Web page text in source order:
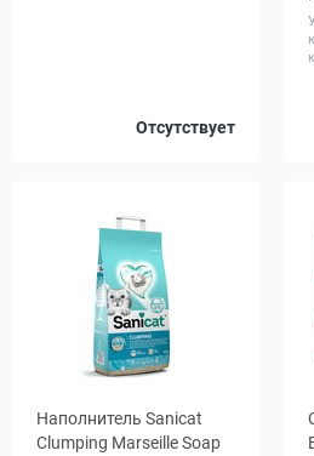
Отсутствует
6 10
Наполнитель Sanicat
Clumping Marseillе Soap